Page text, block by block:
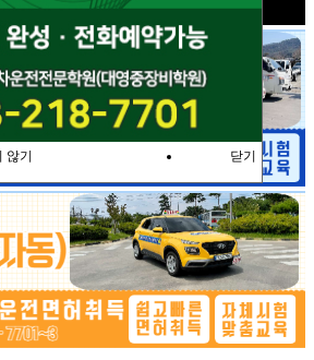
기 닫기